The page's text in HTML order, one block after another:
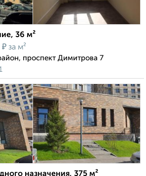
36 м²
₽ за м²
проспект Димитрова 7
назначения, 375 м²